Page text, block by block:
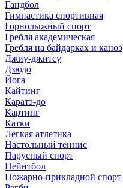
Гандбол
Гимнастика спортивная
Горнолыжный спорт
Гребля академическая
Гребля на байдарках и каноэ
Джиу-джитсу
Дзюдо
Йога
Кайтинг
Каратэ-до
Картинг
Катки
Легкая атлетика
Настольный теннис
Парусный спорт
Пейнтбол
Пожарно-прикладной спорт